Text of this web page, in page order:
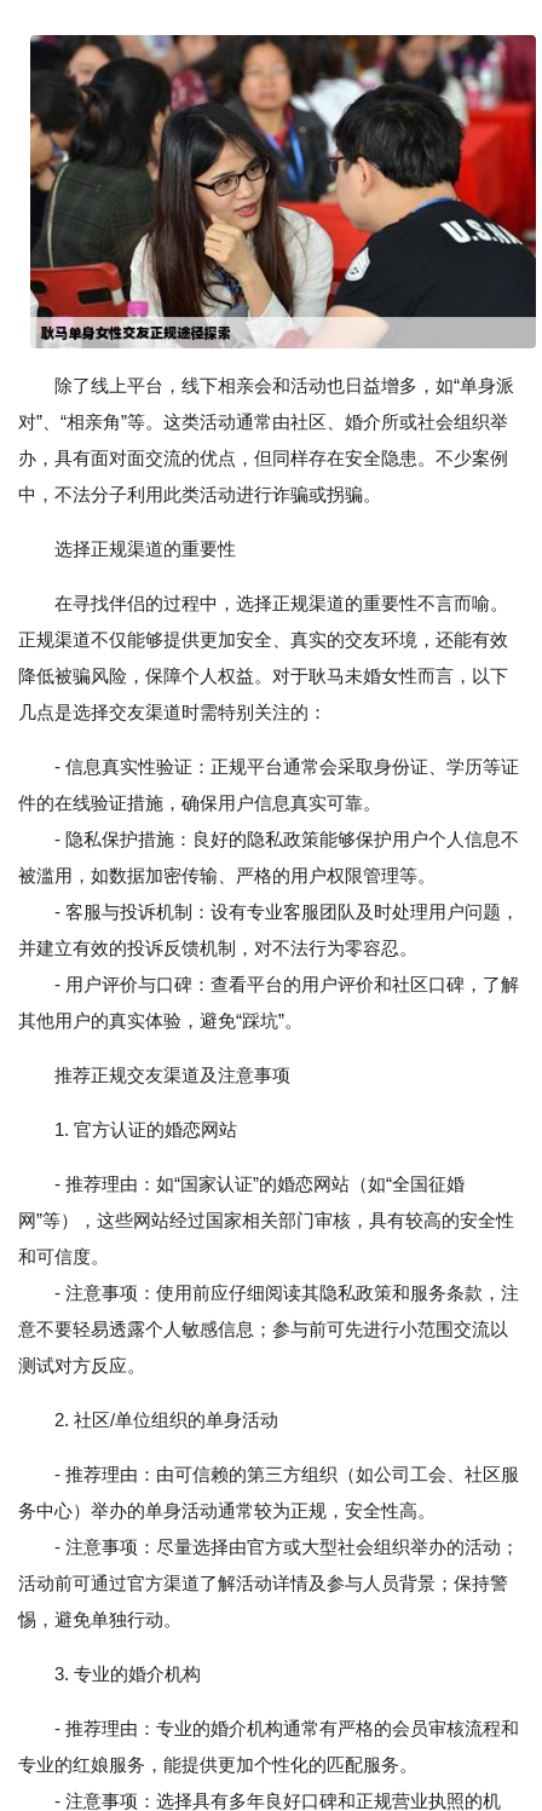
除了线上平台，线下相亲会和活动也日益增多，如“单身派
对”、“相亲角”等。这类活动通常由社区、婚介所或社会组织举
办，具有面对面交流的优点，但同样存在安全隐患。不少案例
中，不法分子利用此类活动进行诈骗或拐骗。
选择正规渠道的重要性
在寻找伴侣的过程中，选择正规渠道的重要性不言而喻。
正规渠道不仅能够提供更加安全、真实的交友环境，还能有效
降低被骗风险，保障个人权益。对于耿马未婚女性而言，以下
几点是选择交友渠道时需特别关注的：
- 信息真实性验证：正规平台通常会采取身份证、学历等证
件的在线验证措施，确保用户信息真实可靠。
- 隐私保护措施：良好的隐私政策能够保护用户个人信息不
被滥用，如数据加密传输、严格的用户权限管理等。
- 客服与投诉机制：设有专业客服团队及时处理用户问题，
并建立有效的投诉反馈机制，对不法行为零容忍。
- 用户评价与口碑：查看平台的用户评价和社区口碑，了解
其他用户的真实体验，避免“踩坑”。
推荐正规交友渠道及注意事项
1. 官方认证的婚恋网站
- 推荐理由：如“国家认证”的婚恋网站（如“全国征婚
网”等），这些网站经过国家相关部门审核，具有较高的安全性
和可信度。
- 注意事项：使用前应仔细阅读其隐私政策和服务条款，注
意不要轻易透露个人敏感信息；参与前可先进行小范围交流以
测试对方反应。
2. 社区/单位组织的单身活动
- 推荐理由：由可信赖的第三方组织（如公司工会、社区服
务中心）举办的单身活动通常较为正规，安全性高。
- 注意事项：尽量选择由官方或大型社会组织举办的活动；
活动前可通过官方渠道了解活动详情及参与人员背景；保持警
惕，避免单独行动。
3. 专业的婚介机构
- 推荐理由：专业的婚介机构通常有严格的会员审核流程和
专业的红娘服务，能提供更加个性化的匹配服务。
- 注意事项：选择具有多年良好口碑和正规营业执照的机